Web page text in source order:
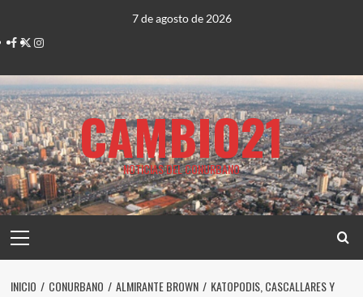
contenido
7 de agosto de 2026
Facebook
TwitterInstagram
CAMBIO21
NOTICIAS DEL CONURBANO
principal
INICIO CONURBANO ALMIRANTE BROWN
KATOPODIS, CASCALLARES Y